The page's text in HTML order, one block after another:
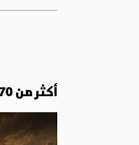
أكثر من 270 كاهنًا مع أسقفهم قُتلوا خلال ثلاثة أشهر فقط: هكذا وقعت مجزرة لاردة